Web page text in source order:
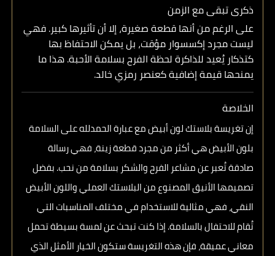
ذكرى تبقى مع الزمن
على الرغم من أنها قطعة صغيرة، إلا أن تأثيرها كبير. فهي
ليست مجرد إكسسوار مؤقت، بل يمكن الاحتفاظ بها
كتذكار يُعيد للذاكرة لحظة الفرح بسلامة الأحبة. هذا ما
يمنحها قيمة إضافية كعنصر رمزي خالد.
الخلاصة
إنتغريسة بلاستك لون أبيض مع عبارة الحمدلله على السلامة
بلون الأبيضهي أكثر من مجرد قطعة زينة، فهي رسالة
صادقة تُعبر عن مشاعر الفرح والشكر بسلامة من نحب. بفضل
تصميمها الأنيق المصنوع من البلاستك العملي واللون الأبيض
النقي، فهي مثالية للاستخدام في مختلف المناسبات التي
تُقام للاحتفال بالسلامة. إذا كنت تبحث عن لمسة بسيطة تحمل
معاني عميقة، فإن هذه التغريسة ستكون الخيار الأمثل الذي